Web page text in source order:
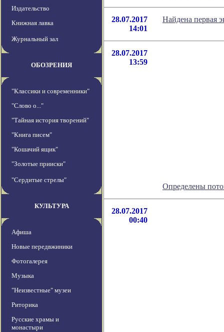
Издательство
Книжная лавка
Журнальный зал
ОБОЗРЕНИЯ
"Классики и современники"
"Слово о..."
"Тайная история творений"
"Книга писем"
"Кошачий ящик"
"Золотые прииски"
"Сердитые стрелы"
КУЛЬТУРА
Афиша
Новые передвжиники
Фотогалерея
Музыка
"Неизвестные" музеи
Риторика
Русские храмы и
монастыри
28.07.2017
14:01
Найдена первая
28.07.2017
13:59
Определены
28.07.2017
00:40